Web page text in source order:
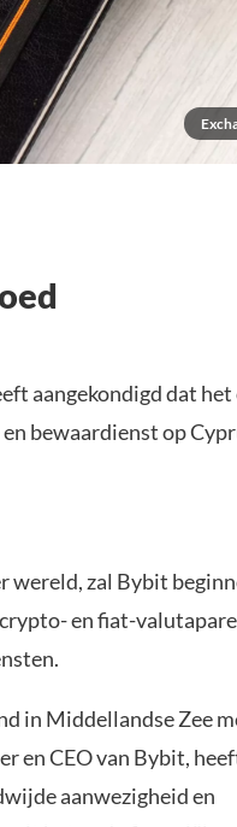
aangekondigd dat het
bewaardienst op
wereld, zal Bybit
en fiat-
in Middellandse Zee
en CEO van Bybit,
aanwezigheid en